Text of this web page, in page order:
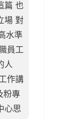
篇 也
場 對
水準
員工
人
作講
粉專
心思